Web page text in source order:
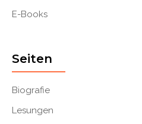
E-Books
Seiten
Biografie
Lesungen